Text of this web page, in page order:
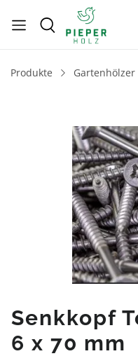
Produkte Gartenhölzer
Bildergalerie
Senkkopf
6 x 70 mm